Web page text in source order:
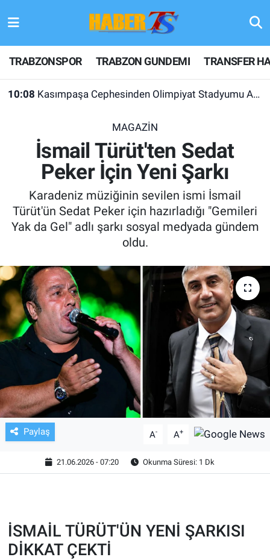
TRABZONSPOR TRABZON GUNDEMI TRANSFER
10:08 Kasımpaşa Cephesinden Olimpiyat Stadyumu Açıklaması
MAGAZİN
İsmail Türüt'ten Sedat
Peker İçin Yeni Şarkı
Karadeniz müziğinin sevilen ismi İsmail
Türüt'ün Sedat Peker için hazırladığı "Gemileri
Yak da Gel" adlı şarkı sosyal medyada gündem
oldu.
Paylaş A- A+
21.06.2026 - 07:20 Okunma Süresi: 1 Dk
İSMAİL TÜRÜT'ÜN YENİ ŞARKISI
DİKKAT ÇEKTİ
TRABZONSPOR
TRABZON GUNDEMI
TRANSFER HABERLERI
KULİS MEYDANI
1461 TRABZON
FUTBOL
TV VE SİNEMA
BASKETBOL
SAĞLIK
GENEL
KÜLTÜR SANAT
EKONOMİ
ÇEVRE
Hava Durumu
Trafik Durumu
Tüm Manşetler
Son Dakika Haberleri
Haber Arşivi